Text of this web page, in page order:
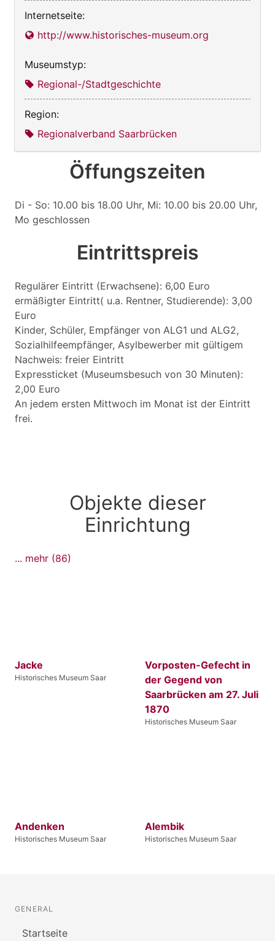
Internetseite:
http://www.historisches-museum.org
Museumstyp:
Regional-/Stadtgeschichte
Region:
Regionalverband Saarbrücken
Öffungszeiten
Di - So: 10.00 bis 18.00 Uhr, Mi: 10.00 bis 20.00 Uhr,
Mo geschlossen
Eintrittspreis
Regulärer Eintritt (Erwachsene): 6,00 Euro
ermäßigter Eintritt( u.a. Rentner, Studierende): 3,00
Euro
Kinder, Schüler, Empfänger von ALG1 und ALG2,
Sozialhilfeempfänger, Asylbewerber mit gültigem
Nachweis: freier Eintritt
Expressticket (Museumsbesuch von 30 Minuten):
2,00 Euro
An jedem ersten Mittwoch im Monat ist der Eintritt
frei.
Objekte dieser
Einrichtung
... mehr (86)
Jacke
Historisches Museum Saar
Vorposten-Gefecht in
der Gegend von
Saarbrücken am 27. Juli
1870
Historisches Museum Saar
Andenken
Historisches Museum Saar
Alembik
Historisches Museum Saar
GENERAL
Startseite